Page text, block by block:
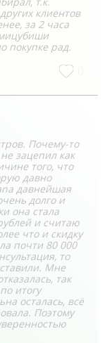
клиентов
за 2 часа
покупке рад.
Почему-то
зацепил как
того, что
давно
давнейшая
долго и
она стала
и считаю
что и скидку
почти 80 000
то
Мне
так
итогу
осталась, всё
Поэтому